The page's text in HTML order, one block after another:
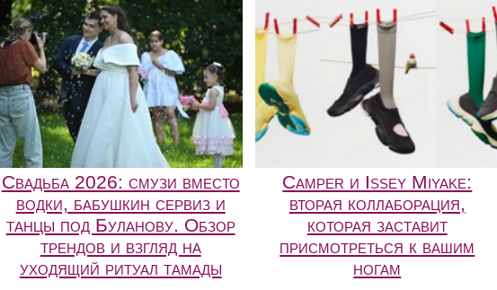
Свадьба 2026: смузи вместо
водки, бабушкин сервиз и
танцы под Буланову. Обзор
трендов и взгляд на
уходящий ритуал тамады
Camper и Issey Miyake:
вторая коллаборация,
которая заставит
присмотреться к вашим
ногам